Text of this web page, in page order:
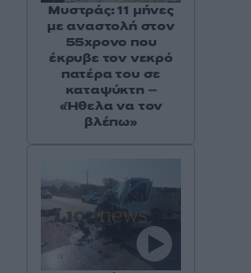
Μυστράς: 11 μήνες
με αναστολή στον
55χρονο που
έκρυβε τον νεκρό
πατέρα του σε
καταψύκτη –
«Ήθελα να τον
βλέπω»